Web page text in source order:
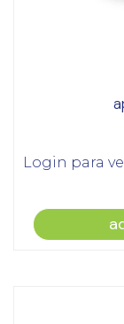
Login para